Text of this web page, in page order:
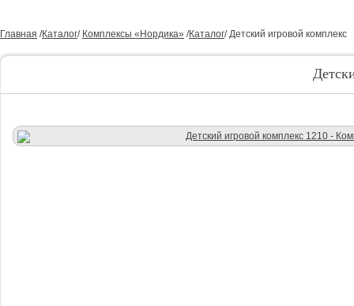
Главная /Каталог/ Комплексы «Нордика» /Каталог/Детский игровой комплекс